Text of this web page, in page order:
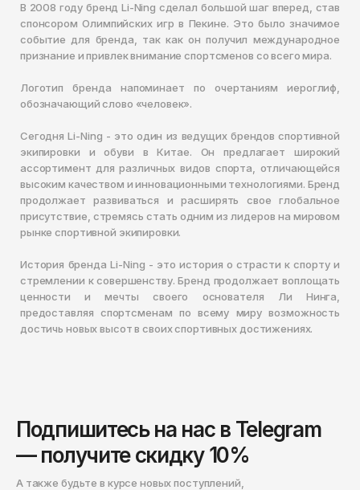
В 2008 году бренд Li-Ning сделал большой шаг вперед, став
спонсором Олимпийских игр в Пекине. Это было значимое
событие для бренда, так как он получил международное
признание и привлек внимание спортсменов со всего мира.
Логотип бренда напоминает по очертаниям иероглиф,
обозначающий слово «человек».
Сегодня Li-Ning - это один из ведущих брендов спортивной
экипировки и обуви в Китае. Он предлагает широкий
ассортимент для различных видов спорта, отличающейся
высоким качеством и инновационными технологиями. Бренд
продолжает развиваться и расширять свое глобальное
присутствие, стремясь стать одним из лидеров на мировом
рынке спортивной экипировки.
История бренда Li-Ning - это история о страсти к спорту и
стремлении к совершенству. Бренд продолжает воплощать
ценности и мечты своего основателя Ли Нинга,
предоставляя спортсменам по всему миру возможность
достичь новых высот в своих спортивных достижениях.
Подпишитесь на нас в Telegram
— получите скидку 10%
А также будьте в курсе новых поступлений,